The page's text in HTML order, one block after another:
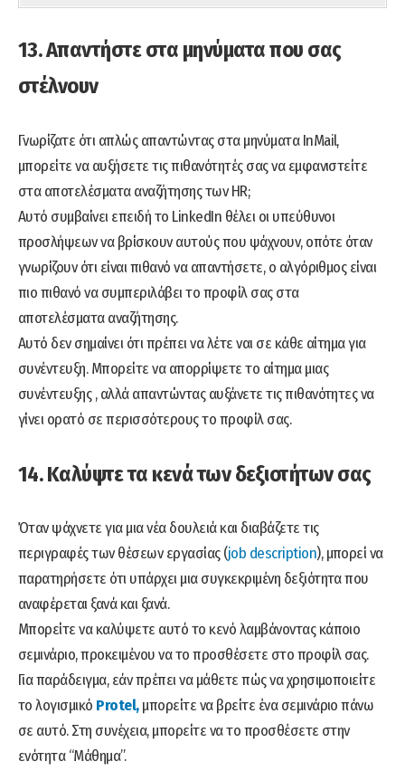
13. Απαντήστε στα μηνύματα που σας
στέλνουν
Γνωρίζατε ότι απλώς απαντώντας στα μηνύματα InMail,
μπορείτε να αυξήσετε τις πιθανότητές σας να εμφανιστείτε
στα αποτελέσματα αναζήτησης των HR;
Αυτό συμβαίνει επειδή το LinkedIn θέλει οι υπεύθυνοι
προσλήψεων να βρίσκουν αυτούς που ψάχνουν, οπότε όταν
γνωρίζουν ότι είναι πιθανό να απαντήσετε, ο αλγόριθμος είναι
πιο πιθανό να συμπεριλάβει το προφίλ σας στα
αποτελέσματα αναζήτησης.
Αυτό δεν σημαίνει ότι πρέπει να λέτε ναι σε κάθε αίτημα για
συνέντευξη. Μπορείτε να απορρίψετε το αίτημα μιας
συνέντευξης , αλλά απαντώντας αυξάνετε τις πιθανότητες να
γίνει ορατό σε περισσότερους το προφίλ σας.
14. Καλύψτε τα κενά των δεξιοτήτων σας
Όταν ψάχνετε για μια νέα δουλειά και διαβάζετε τις
περιγραφές των θέσεων εργασίας (job description), μπορεί να
παρατηρήσετε ότι υπάρχει μια συγκεκριμένη δεξιότητα που
αναφέρεται ξανά και ξανά.
Μπορείτε να καλύψετε αυτό το κενό λαμβάνοντας κάποιο
σεμινάριο, προκειμένου να το προσθέσετε στο προφίλ σας.
Για παράδειγμα, εάν πρέπει να μάθετε πώς να χρησιμοποιείτε
το λογισμικό Protel,μπορείτε να βρείτε ένα σεμινάριο πάνω
σε αυτό. Στη συνέχεια, μπορείτε να το προσθέσετε στην
ενότητα “Μάθημα”.